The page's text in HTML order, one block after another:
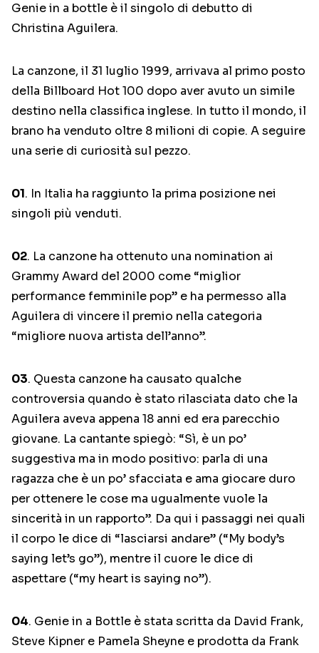
Genie in a bottle è il singolo di debutto di
Christina Aguilera.
La canzone, il 31 luglio 1999, arrivava al primo posto
della Billboard Hot 100 dopo aver avuto un simile
destino nella classifica inglese. In tutto il mondo, il
brano ha venduto oltre 8 milioni di copie. A seguire
una serie di curiosità sul pezzo.
01. In Italia ha raggiunto la prima posizione nei
singoli più venduti.
02. La canzone ha ottenuto una nomination ai
Grammy Award del 2000 come “miglior
performance femminile pop” e ha permesso alla
Aguilera di vincere il premio nella categoria
“migliore nuova artista dell’anno”.
03. Questa canzone ha causato qualche
controversia quando è stato rilasciata dato che la
Aguilera aveva appena 18 anni ed era parecchio
giovane. La cantante spiegò: “Sì, è un po’
suggestiva ma in modo positivo: parla di una
ragazza che è un po’ sfacciata e ama giocare duro
per ottenere le cose ma ugualmente vuole la
sincerità in un rapporto”. Da qui i passaggi nei quali
il corpo le dice di “lasciarsi andare” (“My body’s
saying let’s go”), mentre il cuore le dice di
aspettare (“my heart is saying no”).
04. Genie in a Bottle è stata scritta da David Frank,
Steve Kipner e Pamela Sheyne e prodotta da Frank